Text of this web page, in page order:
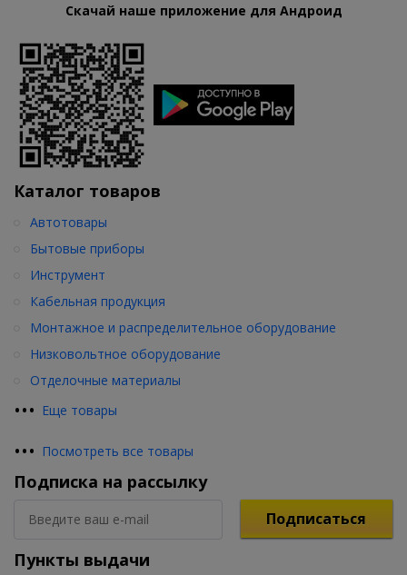
Скачай наше приложение для Андроид
Каталог товаров
••• Еще товары
Автотовары
Бытовые приборы
Инструмент
Кабельная продукция
Монтажное и распределительное оборудование
Низковольтное оборудование
Отделочные материалы
••• Посмотреть все товары
Подписка на рассылку
Подписаться
Пункты выдачи